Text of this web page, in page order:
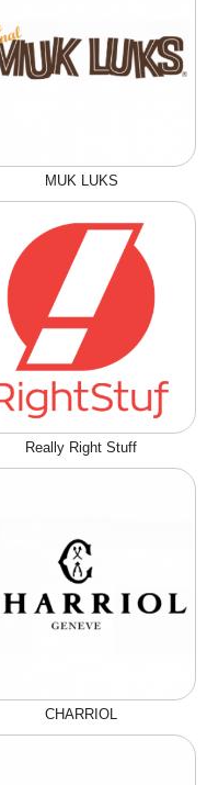
MUK LUKS
Really Right Stuff
CHARRIOL